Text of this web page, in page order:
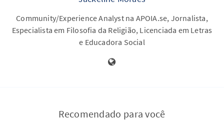
Community/Experience Analyst na APOIA.se, Jornalista,
Especialista em Filosofia da Religião, Licenciada em Letras
e Educadora Social
Recomendado para você